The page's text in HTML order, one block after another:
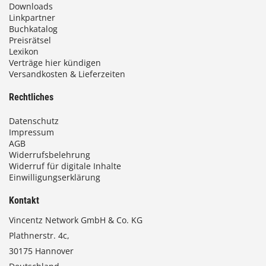
Downloads
Linkpartner
Buchkatalog
Preisrätsel
Lexikon
Verträge hier kündigen
Versandkosten & Lieferzeiten
Rechtliches
Datenschutz
Impressum
AGB
Widerrufsbelehrung
Widerruf für digitale Inhalte
Einwilligungserklärung
Kontakt
Vincentz Network GmbH & Co. KG
Plathnerstr. 4c,
30175 Hannover